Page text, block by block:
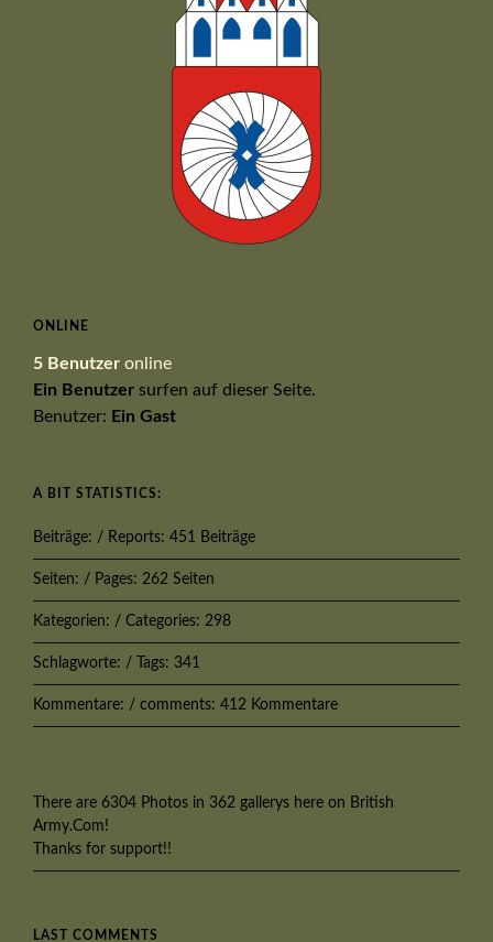
ONLINE
5 Benutzer online
Ein Benutzer surfen auf dieser Seite.
Benutzer: Ein Gast
A BIT STATISTICS:
Beiträge: / Reports: 451 Beiträge
Seiten: / Pages: 262 Seiten
Kategorien: / Categories: 298
Schlagworte: / Tags: 341
Kommentare: / comments: 412 Kommentare
There are 6304 Photos in 362 gallerys here on British
Army.Com!
Thanks for support!!
LAST COMMENTS